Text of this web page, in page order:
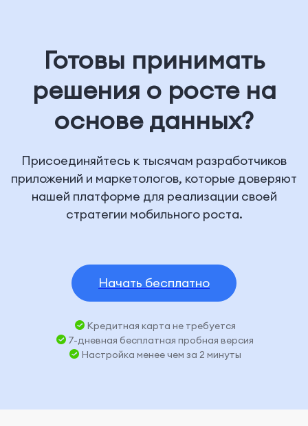
Готовы принимать
решения о росте на
основе данных?
Присоединяйтесь к тысячам разработчиков
приложений и маркетологов, которые доверяют
нашей платформе для реализации своей
стратегии мобильного роста.
Начать бесплатно
Кредитная карта не требуется
7-дневная бесплатная пробная версия
Настройка менее чем за 2 минуты